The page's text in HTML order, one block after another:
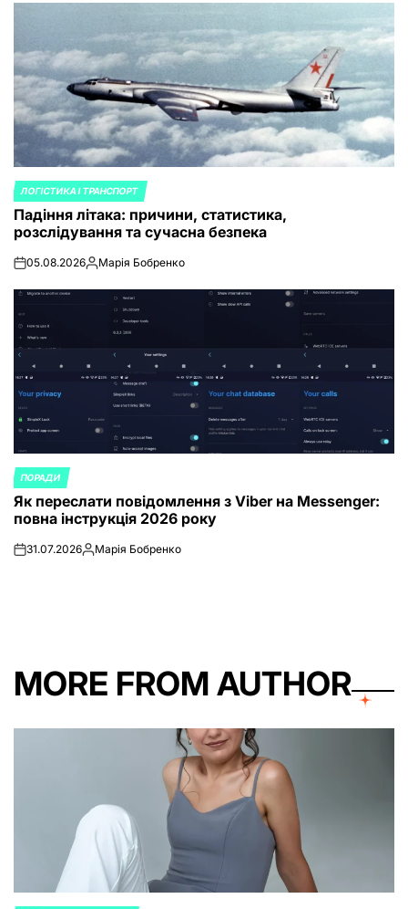
POSTED
IN
ЛОГІСТИКА І ТРАНСПОРТ
Падіння літака: причини, статистика,
розслідування та сучасна безпека
on05.08.2026Posted
Марія Бобренко
POSTED
IN
ПОРАДИ
Як переслати повідомлення з Viber на Messenger:
повна інструкція 2026 року
on31.07.2026Posted
Марія Бобренко
MORE FROM AUTHOR